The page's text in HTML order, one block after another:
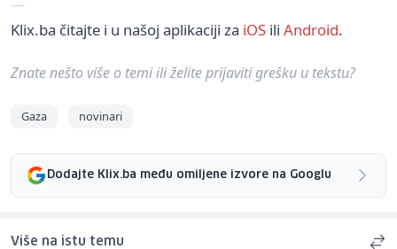
Klix.ba čitajte i u našoj aplikaciji za iOS ili Android.
Znate nešto više o temi ili želite prijaviti grešku u tekstu?
Gaza novinari
Dodajte Klix.ba među omiljene izvore na Googlu
Više na istu temu